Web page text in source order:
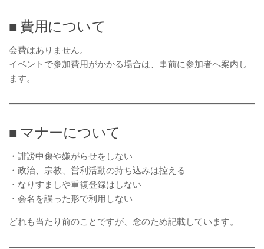
■ 費用について
会費はありません。
イベントで参加費用がかかる場合は、事前に参加者へ案内し
ます。
■ マナーについて
・誹謗中傷や嫌がらせをしない
・政治、宗教、営利活動の持ち込みは控える
・なりすましや重複登録はしない
・会名を誤った形で利用しない
どれも当たり前のことですが、念のため記載しています。